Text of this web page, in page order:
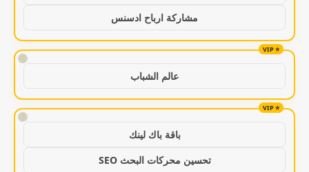
مشاركة ارباح ادسنس
!
عالم الشباب
!
باقة باك لينك
تحسين محركات البحث SEO